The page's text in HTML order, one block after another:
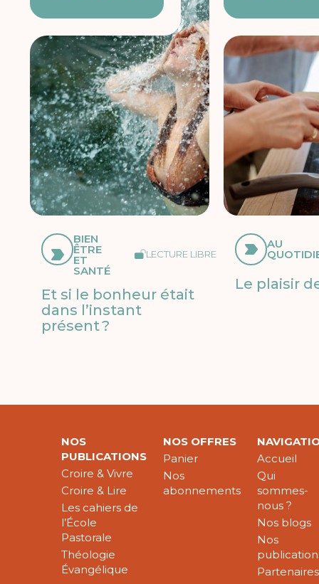
BIEN
ÊTRE
ET
SANTÉ
LECTURE LIBRE
Et si le bonheur était
dans l’instant
présent ?
AU
Le plaisir
NOS
PUBLICATIONS
Croire & Vivre
Croire & Lire
Les cahiers de
l’École
Pastorale
Théologie
Évangélique
NOS OFFRES
Panier
Nos
abonnements
Accueil
Qui
sommes-
nous ?
Nos blogs
Nos
Partenaires